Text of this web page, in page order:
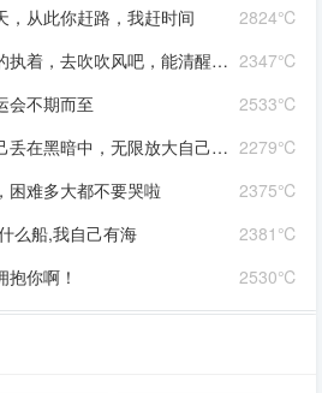
2824℃
，从此你赶路，我赶时间
2347℃
吹吹风吧，能清醒的话感冒也没关系。
2533℃
会不期而至
2279℃
热乎的澡，喝甜甜的奶茶。看看长河落日，花朵树木，驱逐丧气再努力奔跑，生活到处是发光的星星。
2375℃
困难多大都不要哭啦
2381℃
么船,我自己有海
2530℃
你啊！